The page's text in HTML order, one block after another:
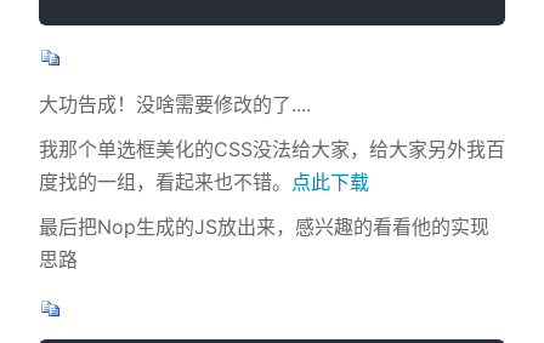
大功告成！没啥需要修改的了....
我那个单选框美化的CSS没法给大家，给大家另外我百
度找的一组，看起来也不错。 点此下载
最后把Nop生成的JS放出来，感兴趣的看看他的实现
思路